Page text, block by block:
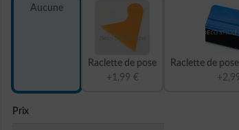
Aucune
Raclette de pose
+1,99 €
Raclette de
Prix